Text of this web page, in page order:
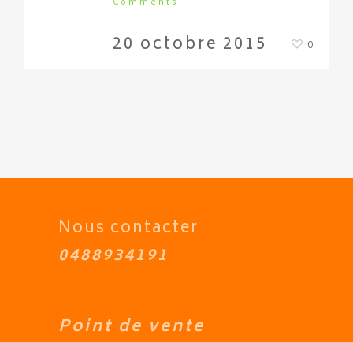
Comments
20 octobre 2015 0
Nous contacter
0488934191
Point de vente